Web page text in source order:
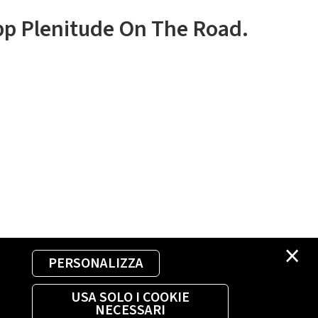
×
PERSONALIZZA
USA SOLO I COOKIE
NECESSARI
Plenitude On The Road.